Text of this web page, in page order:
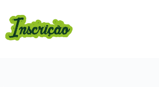
conteúdo